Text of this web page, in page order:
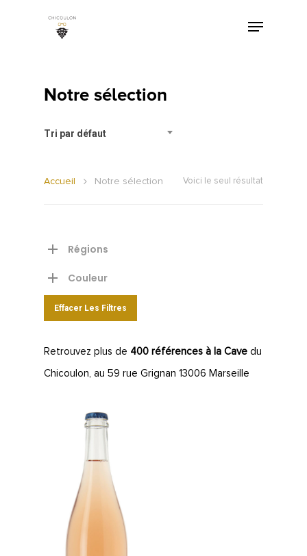
Notre sélection
Tri par défaut
Voici le seul résultat
Accueil Notre sélection
Régions
Couleur
Effacer Les Filtres
Retrouvez plus de 400 références à la Cave du
Chicoulon, au 59 rue Grignan 13006 Marseille